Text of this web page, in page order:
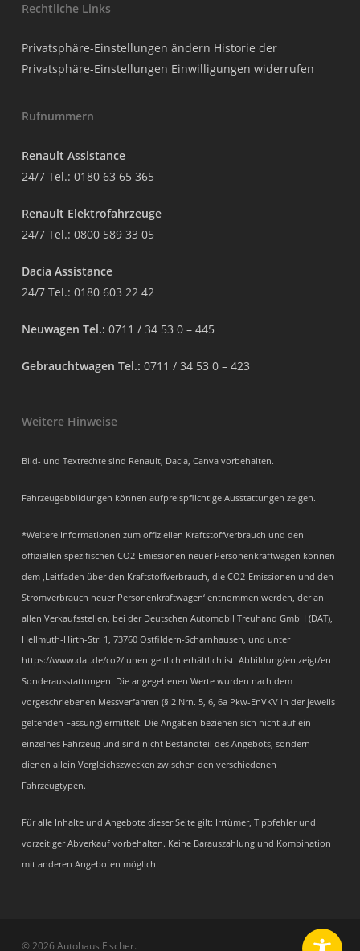
Rechtliche Links
Privatsphäre-Einstellungen ändern Historie der
Privatsphäre-Einstellungen Einwilligungen widerrufen
Rufnummern
Renault Assistance
24/7 Tel.: 0180 63 65 365
Renault Elektrofahrzeuge
24/7 Tel.: 0800 589 33 05
Dacia Assistance
24/7 Tel.: 0180 603 22 42
Neuwagen Tel.: 0711 / 34 53 0 – 445
Gebrauchtwagen Tel.: 0711 / 34 53 0 – 423
Weitere Hinweise
Bild- und Textrechte sind Renault, Dacia, Canva vorbehalten.
Fahrzeugabbildungen können aufpreispflichtige Ausstattungen zeigen.
*Weitere Informationen zum offiziellen Kraftstoffverbrauch und den
offiziellen spezifischen CO2-Emissionen neuer Personenkraftwagen können
dem ‚Leitfaden über den Kraftstoffverbrauch, die CO2-Emissionen und den
Stromverbrauch neuer Personenkraftwagen‘ entnommen werden, der an
allen Verkaufsstellen, bei der Deutschen Automobil Treuhand GmbH (DAT),
Hellmuth-Hirth-Str. 1, 73760 Ostfildern-Scharnhausen, und unter
https://www.dat.de/co2/ unentgeltlich erhältlich ist. Abbildung/en zeigt/en
Sonderausstattungen. Die angegebenen Werte wurden nach dem
vorgeschriebenen Messverfahren (§ 2 Nrn. 5, 6, 6a Pkw-EnVKV in der jeweils
geltenden Fassung) ermittelt. Die Angaben beziehen sich nicht auf ein
einzelnes Fahrzeug und sind nicht Bestandteil des Angebots, sondern
dienen allein Vergleichszwecken zwischen den verschiedenen
Fahrzeugtypen.
Für alle Inhalte und Angebote dieser Seite gilt: Irrtümer, Tippfehler und
vorzeitiger Abverkauf vorbehalten. Keine Barauszahlung und Kombination
mit anderen Angeboten möglich.
© 2026 Autohaus Fischer.